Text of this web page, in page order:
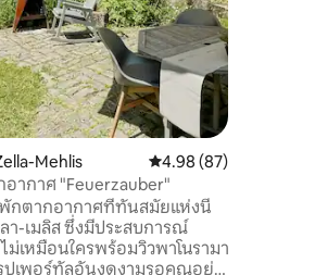
รีวิว
Mehlis คะแนนเฉลี่ย 4.98 จาก
4.98 (87)
ากาศ "Feuerzauber"
กตากอากาศที่ทันสมัยแห่งนี้
ลา-เมลิส ซึ่งมีประสบการณ์
ม่เหมือนใครพร้อมวิวพาโนรามา
ปเพอร์ทัลอันงดงามรอคุณอยู่